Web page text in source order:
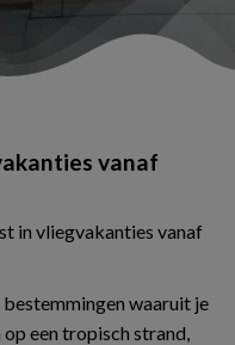
vanaf
in vliegvakanties vanaf
waaruit je
een tropisch strand,